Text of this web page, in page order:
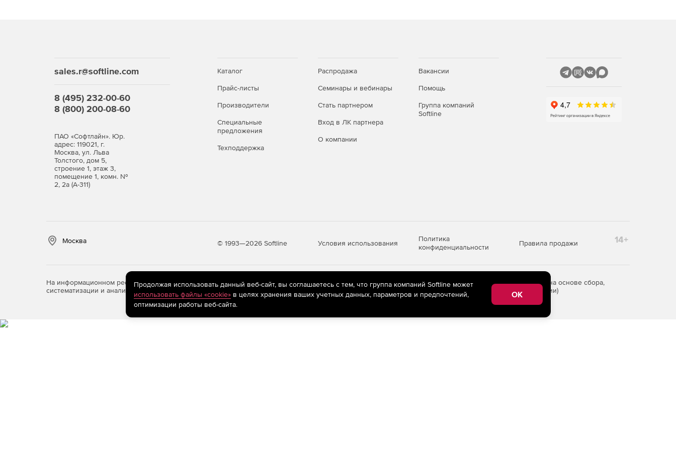
измерения».
Улучшение функции «Проверка гипотезы одной пропорции» и «Доверительный интервал».
пост анализа: «Прогнозирование» и «Выбор альтернативной модели».
Улучшенный ИИ:
Автоматизированный анализ возможностей.
sales.r@softline.com
8 (495) 232-00-60
8 (800) 200-08-60
ПАО «Софтлайн». Юр.
адрес: 119021, г.
Москва, ул. Льва
Толстого, дом 5,
строение 1, этаж 3,
помещение 1, комн. №
2, 2а (А-311)
Каталог
Прайс-листы
Производители
Специальные
предложения
Техподдержка
Распродажа
Семинары и вебинары
Стать партнером
Вход в ЛК партнера
О компании
Вакансии
Помощь
Группа компаний
Softline
Москва © 1993—2026 Softline Условия использования
Политика
конфиденциальности
Правила продажи 14+
На информационном ресурсе store.softline.ru применяютсярекомендательные технологии(информационные технологии предоставления информации на основе сбора,
систематизации и анализа сведений, относящихся к предпочтениям пользователей сети «Интернет», находящихся на территории Российской Федерации)
Продолжая использовать данный веб-сайт, вы соглашаетесь с тем, что группа компаний Softline может
использовать файлы «cookie»в целях хранения ваших учетных данных, параметров и предпочтений,
оптимизации работы веб-сайта.
OK